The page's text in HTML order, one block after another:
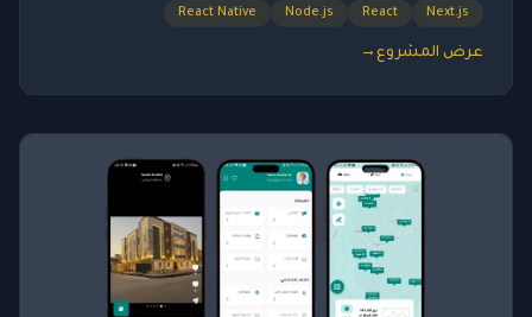
Next.js
React
Node.js
React Native
عرض المشروع →